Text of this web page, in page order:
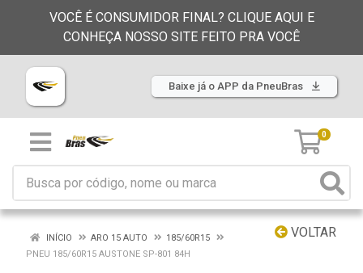
VOCÊ É CONSUMIDOR FINAL? CLIQUE AQUI E
CONHEÇA NOSSO SITE FEITO PRA VOCÊ
Baixe já o APP da PneuBras
0
VOLTAR
INÍCIO ARO 15 AUTO
185/60R15
PNEU 185/60R15 AUSTONE SP-801 84H